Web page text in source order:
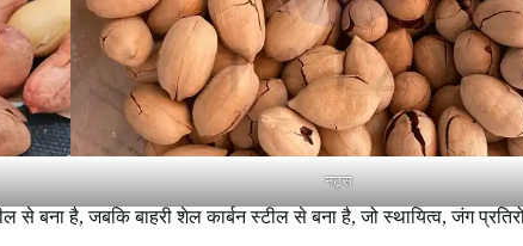
नट्स
है, जबकि बाहरी शेल कार्बन स्टील से बना है, जो स्थायित्व, जंग